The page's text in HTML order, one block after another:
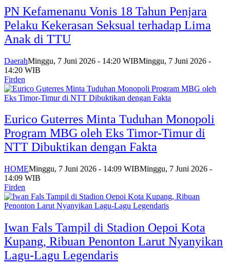
PN Kefamenanu Vonis 18 Tahun Penjara
Pelaku Kekerasan Seksual terhadap Lima
Anak di TTU
DaerahMinggu, 7 Juni 2026 - 14:20 WIBMinggu, 7 Juni 2026 -
14:20 WIB
Firden
Eurico Guterres Minta Tuduhan Monopoli
Program MBG oleh Eks Timor-Timur di
NTT Dibuktikan dengan Fakta
HOMEMinggu, 7 Juni 2026 - 14:09 WIBMinggu, 7 Juni 2026 -
14:09 WIB
Firden
Iwan Fals Tampil di Stadion Oepoi Kota
Kupang, Ribuan Penonton Larut Nyanyikan
Lagu-Lagu Legendaris